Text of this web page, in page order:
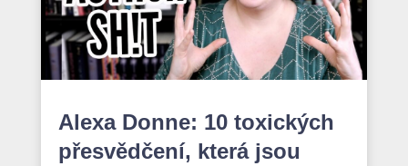
Alexa Donne: 10 toxických
přesvědčení, která jsou